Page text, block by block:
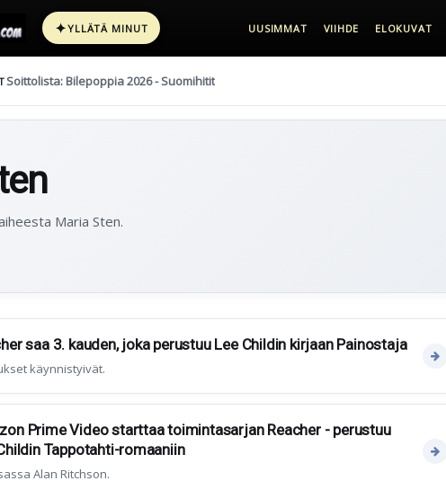
✦YLLÄTÄ MINUT UUSIMMAT VIIHDE ELOKUVAT
Soittolista: Bilepoppia 2026 - Suomihitit
Maria Sten.
saa 3. kauden, joka perustuu Lee Childin kirjaan Painostaja
käynnistyivät.
Prime Video starttaa toimintasarjan Reacher - perustuu
Tappotahti-romaaniin
Alan Ritchson.